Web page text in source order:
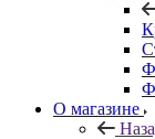
О магазине